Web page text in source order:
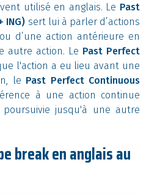
utilisé en anglais. Le Past
ING) sert lui à parler d’actions
d’une action antérieure en
autre action. Le Past Perfect
l'action a eu lieu avant une
le Past Perfect Continuous
à une action continue
jusqu'à une autre
break en anglais au